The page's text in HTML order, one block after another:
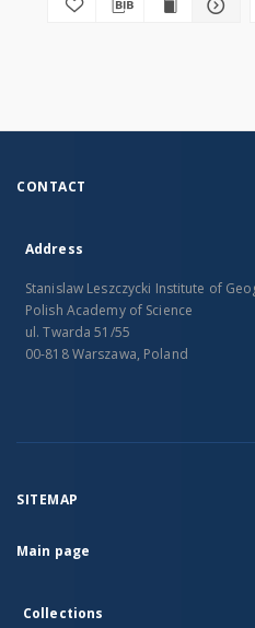
CONTACT
Address
Stanislaw Leszczycki Institute of
Polish Academy of Science
ul. Twarda 51/55
00-818 Warszawa, Poland
SITEMAP
Main page
Collections